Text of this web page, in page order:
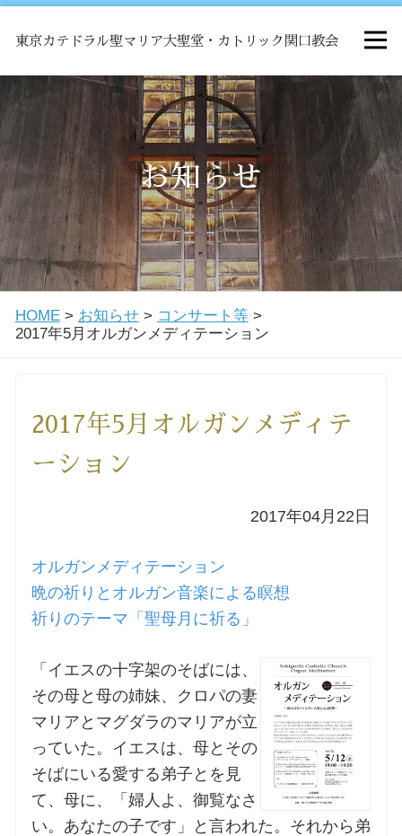
東京カテドラル聖マリア大聖堂・カトリック関口教会
HOME
ミサ
お知らせ
関口教会について
教会学校・中高生会
洗礼を希望される方
森田神父の講座
教区カテキスタの講座
三田助祭の講座
オルガンメディテーション
お知らせ
HOME> お知らせ> コンサート等>
2017年5月オルガンメディテーション
2017年5月オルガンメディテ
ーション
2017年04月22日
オルガンメディテーション
晩の祈りとオルガン音楽による瞑想
祈りのテーマ「聖母月に祈る」
「イエスの十字架のそばには、
その母と母の姉妹、クロパの妻
マリアとマグダラのマリアが立
っていた。イエスは、母とその
そばにいる愛する弟子とを見
て、母に、「婦人よ、御覧なさ
い。あなたの子です」と言われた。それから弟